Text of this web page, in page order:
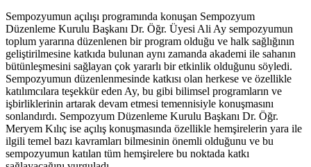
Sempozyumun açılışı programında konuşan Sempozyum
Düzenleme Kurulu Başkanı Dr. Öğr. Üyesi Ali Ay sempozyumun
toplum yararına düzenlenen bir program olduğu ve halk sağlığının
geliştirilmesine katkıda bulunan aynı zamanda akademi ile sahanın
bütünleşmesini sağlayan çok yararlı bir etkinlik olduğunu söyledi.
Sempozyumun düzenlenmesinde katkısı olan herkese ve özellikle
katılımcılara teşekkür eden Ay, bu gibi bilimsel programların ve
işbirliklerinin artarak devam etmesi temennisiyle konuşmasını
sonlandırdı. Sempozyum Düzenleme Kurulu Başkanı Dr. Öğr.
Meryem Kılıç ise açılış konuşmasında özellikle hemşirelerin yara ile
ilgili temel bazı kavramları bilmesinin önemli olduğunu ve bu
sempozyumun katılan tüm hemşirelere bu noktada katkı